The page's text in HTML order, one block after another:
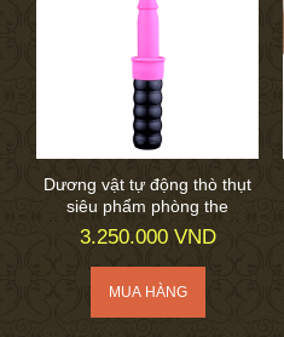
Dương vật tự động thò thụt
siêu phẩm phòng the
3.250.000 VND